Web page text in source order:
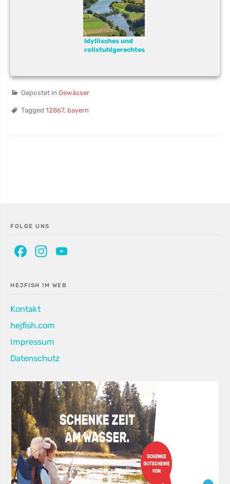
Idyllisches und
rollstuhlgerechtes
Gepostet in Gewässer
Tagged 12867, bayern
FOLGE UNS
Facebook
Instagram
HEJFISH IM WEB
Kontakt
hejfish.com
Impressum
Datenschutz